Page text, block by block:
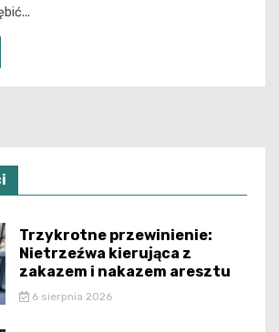
Trzykrotne przewinienie:
Nietrzeźwa kierująca z
zakazem i nakazem aresztu
6 sierpnia 2026